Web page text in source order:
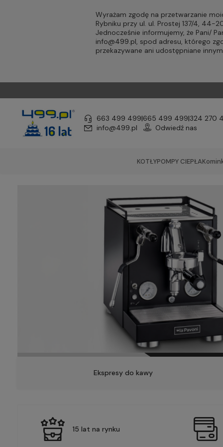
Wyrażam zgodę na przetwarzanie
Rybniku przy ul. ul. Prostej 137/4, 44-
Jednocześnie informujemy, że Pani/
info@499.pl, spod adresu, którego
przekazywane ani udostępniane
663 499 499|665 499 499|324 270
info@499.pl
Odwiedź nas
KOTŁYPOMPY CIEPŁA
Ekspresy do kawy
15 lat na rynku